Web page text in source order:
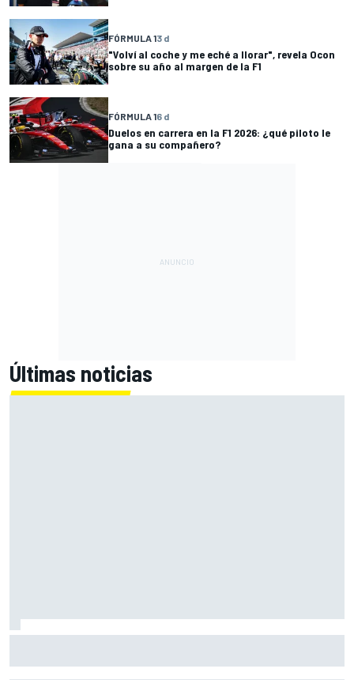
FÓRMULA 13 d
"Volví al coche y me eché a llorar", revela Ocon
sobre su año al margen de la F1
FÓRMULA 16 d
Duelos en carrera en la F1 2026: ¿qué piloto le
gana a su compañero?
Últimas noticias